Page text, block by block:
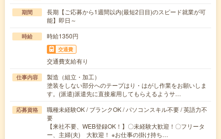
期間
長期【ご応募から1週間以内(最短2日目)のスピード就業が可
能】即日～
時給 時給1350円
交通費
交通費支給有り
仕事内容
製造（組立・加工）
塗装をしない部分へのテープはり・はがし作業をお願いしま
す。(派遣)派遣先に直接雇用してもらえるようサ…
応募資格
職種未経験OK / ブランクOK / パソコンスキル不要 / 英語力不
要
【来社不要、WEB登録OK！】〇未経験大歓迎！〇フリータ
ー、主婦(夫) 大歓迎！ ※お仕事の掛け持ち…